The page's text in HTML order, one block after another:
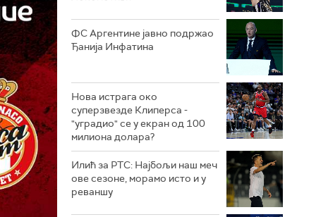
ФС Аргентине јавно подржао
Ђанија Инфатина
Нова истрага око
суперзвезде Клиперса -
"уградио" се у екран од 100
милиона долара?
Илић за РТС: Најбољи наш меч
ове сезоне, морамо исто и у
реваншу